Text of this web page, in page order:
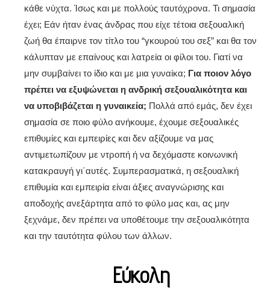
κάθε νύχτα. Ίσως και με πολλούς ταυτόχρονα. Τι σημασία
έχει; Εάν ήταν ένας άνδρας που είχε τέτοια σεξουαλική
ζωή θα έπαιρνε τον τίτλο του “γκουρού του σεξ” και θα τον
κάλυπταν με επαίνους και λατρεία οι φίλοι του. Γιατί να
μην συμβαίνει το ίδιο και με μια γυναίκα; Για ποιον λόγο
πρέπει να εξυψώνεται η ανδρική σεξουαλικότητα και
να υποβιβάζεται η γυναικεία; Πολλά από εμάς, δεν έχει
σημασία σε ποιο φύλο ανήκουμε, έχουμε σεξουαλικές
επιθυμίες και εμπειρίες και δεν αξίζουμε να μας
αντιμετωπίζουν με ντροπή ή να δεχόμαστε κοινωνική
κατακραυγή γι΄αυτές. Συμπερασματικά, η σεξουαλική
επιθυμία και εμπειρία είναι άξιες αναγνώρισης και
αποδοχής ανεξάρτητα από το φύλο μας και, ας μην
ξεχνάμε, δεν πρέπει να υποθέτουμε την σεξουαλικότητα
και την ταυτότητα φύλου των άλλων.
Εύκολη